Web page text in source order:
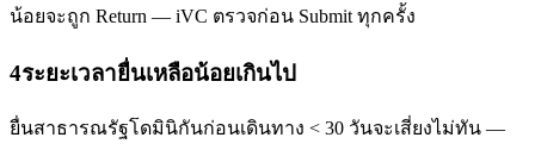
น้อยจะถูก Return — iVC ตรวจก่อน Submit ทุกครั้ง
4ระยะเวลายื่นเหลือน้อยเกินไป
ยื่นสาธารณรัฐโดมินิกันก่อนเดินทาง < 30 วันจะเสี่ยงไม่ทัน —